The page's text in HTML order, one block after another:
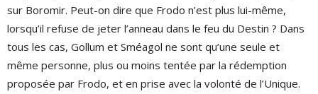
sur Boromir. Peut-on dire que Frodo n’est plus lui-même,
lorsqu’il refuse de jeter l’anneau dans le feu du Destin ? Dans
tous les cas, Gollum et Sméagol ne sont qu’une seule et
même personne, plus ou moins tentée par la rédemption
proposée par Frodo, et en prise avec la volonté de l’Unique.